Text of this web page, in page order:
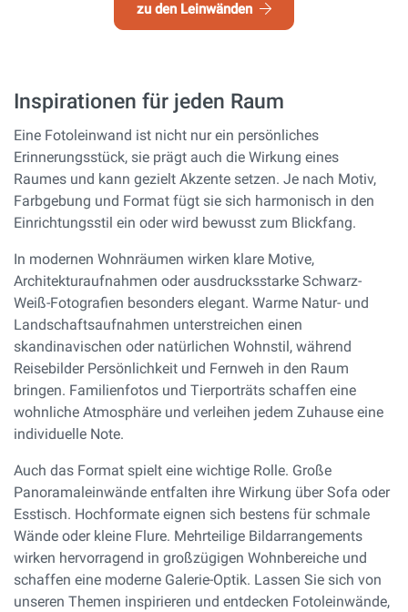
zu den Leinwänden
Inspirationen für jeden Raum
Eine Fotoleinwand ist nicht nur ein persönliches
Erinnerungsstück, sie prägt auch die Wirkung eines
Raumes und kann gezielt Akzente setzen. Je nach Motiv,
Farbgebung und Format fügt sie sich harmonisch in den
Einrichtungsstil ein oder wird bewusst zum Blickfang.
In modernen Wohnräumen wirken klare Motive,
Architekturaufnahmen oder ausdrucksstarke Schwarz-
Weiß-Fotografien besonders elegant. Warme Natur- und
Landschaftsaufnahmen unterstreichen einen
skandinavischen oder natürlichen Wohnstil, während
Reisebilder Persönlichkeit und Fernweh in den Raum
bringen. Familienfotos und Tierporträts schaffen eine
wohnliche Atmosphäre und verleihen jedem Zuhause eine
individuelle Note.
Auch das Format spielt eine wichtige Rolle. Große
Panoramaleinwände entfalten ihre Wirkung über Sofa oder
Esstisch. Hochformate eignen sich bestens für schmale
Wände oder kleine Flure. Mehrteilige Bildarrangements
wirken hervorragend in großzügigen Wohnbereiche und
schaffen eine moderne Galerie-Optik. Lassen Sie sich von
unseren Themen inspirieren und entdecken Fotoleinwände,